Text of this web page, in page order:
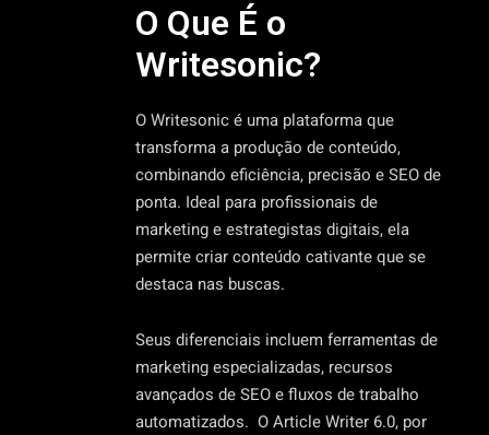
O Que É o
Writesonic?
O Writesonic é uma plataforma que
transforma a produção de conteúdo,
combinando eficiência, precisão e SEO de
ponta. Ideal para profissionais de
marketing e estrategistas digitais, ela
permite criar conteúdo cativante que se
destaca nas buscas.
Seus diferenciais incluem ferramentas de
marketing especializadas, recursos
avançados de SEO e fluxos de trabalho
automatizados. O Article Writer 6.0, por